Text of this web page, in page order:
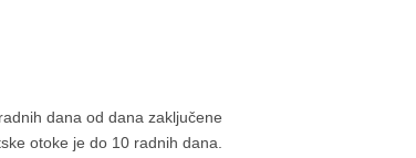
dana od dana zaključene
otoke je do 10 radnih dana.